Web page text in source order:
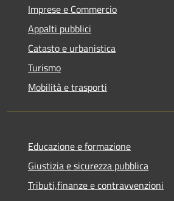
Imprese e Commercio
Appalti pubblici
Catasto e urbanistica
Turismo
Mobilità e trasporti
Educazione e formazione
Giustizia e sicurezza pubblica
Tributi,finanze e contravvenzioni